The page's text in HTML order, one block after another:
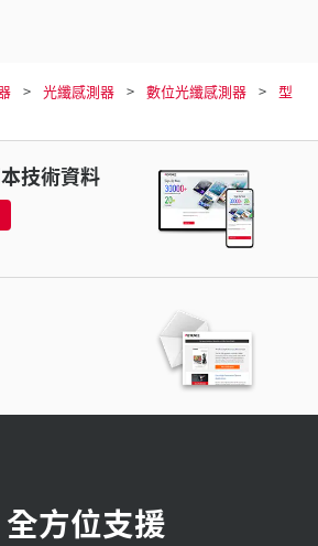
光纖感測器 數位光纖感測器
型
技術資料
方位支援